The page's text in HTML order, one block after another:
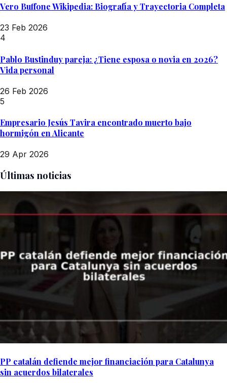
Vero Buffone Wikipedia: Biografía y Trayectoria Completa
23 Feb 2026
4
Pablo Bustinduy pareja: ¿Tiene esposa o novia en 2026?
Vida personal
26 Feb 2026
5
Empresario Jesús Tavira encontrado muerto bajo
hormigón en Alicante
29 Apr 2026
Últimas noticias
PP catalán defiende mejor financiación para Catalunya
sin acuerdos bilaterales